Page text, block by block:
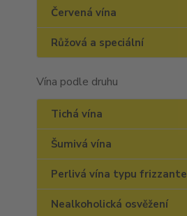
Červená vína
Růžová a speciální
Vína podle druhu
Tichá vína
Šumivá vína
Perlivá vína typu frizzante
Nealkoholická osvěžení